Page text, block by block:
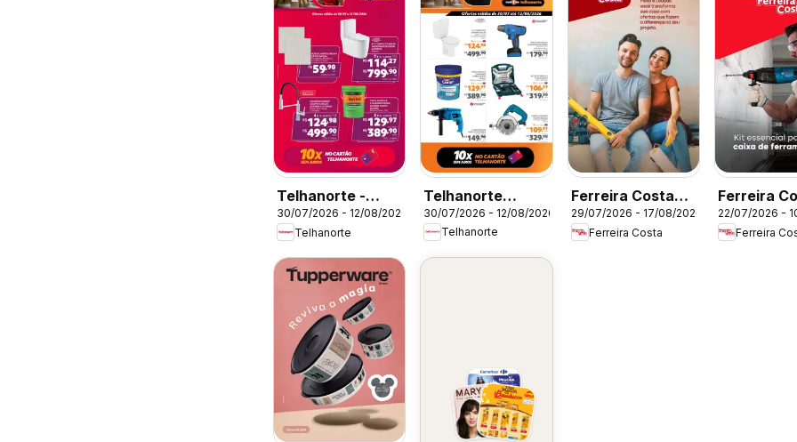
Telhanorte -
Ofertas atuais
30/07/2026 - 12/08/2026
Telhanorte
Telhanorte
ofertas Pro
30/07/2026 - 12/08/2026
Telhanorte
Ferreira Costa
ofertas Farra de
Pisos
29/07/2026 - 17/08/2026
Ferreira Costa
Ferreira
Ofertas
22/07/2026 -
Ferreira